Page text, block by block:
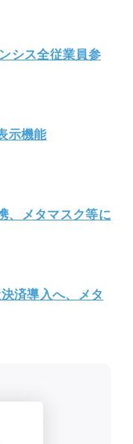
シス全従業員参
示機能
、メタマスク等に
済導入へ、メタ